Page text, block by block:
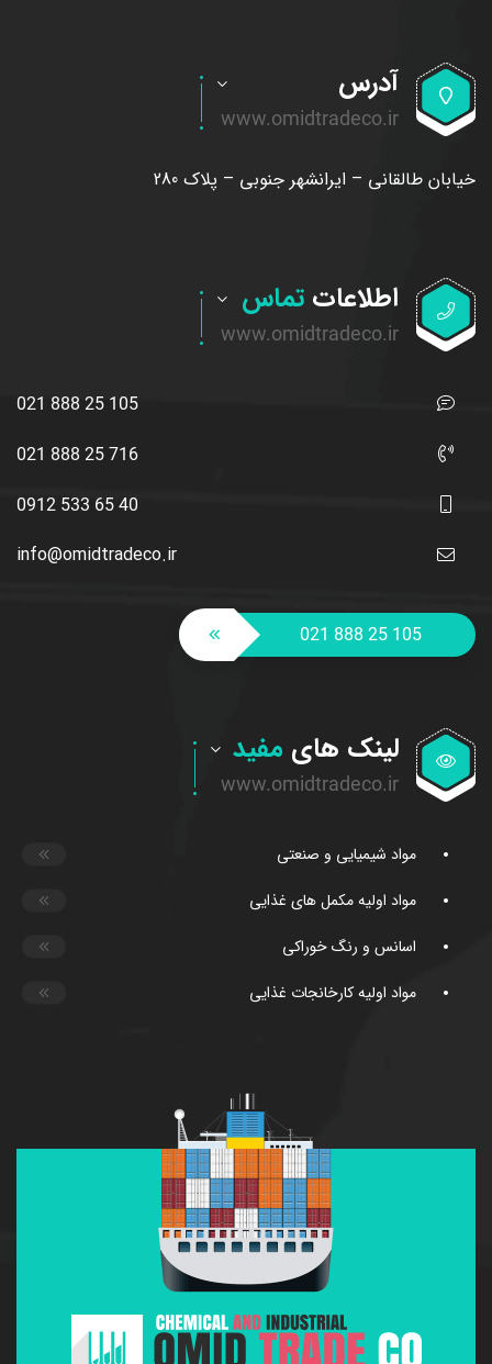
آدرس
خیابان طالقانی – ایرانشهر جنوبی – پلاک 280
اطلاعات تماس
021 888 25 105
021 888 25 716
0912 533 65 40
info@omidtradeco.ir
021 888 25 105
لینک های مفید
مواد شیمیایی و صنعتی
مواد اولیه مکمل های غذایی
اسانس و رنگ خوراکی
مواد اولیه کارخانجات غذایی